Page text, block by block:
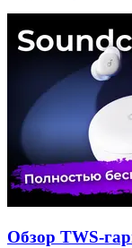
Обзор TWS-